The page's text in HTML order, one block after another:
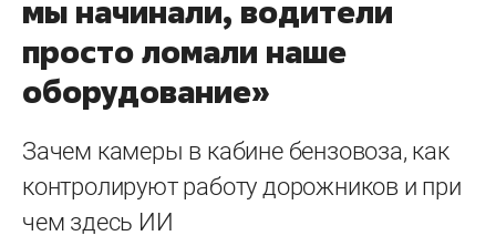
мы начинали, водители
просто ломали наше
оборудование»
Зачем камеры в кабине бензовоза, как
контролируют работу дорожников и при
чем здесь ИИ